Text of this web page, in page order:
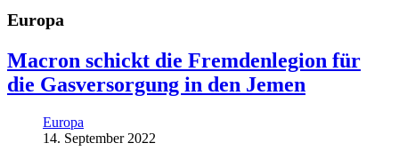
Europa
Macron schickt die Fremdenlegion für
die Gasversorgung in den Jemen
Europa
14. September 2022